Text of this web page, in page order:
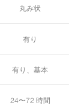
丸み状
有り
有り、基本
24〜72 時間